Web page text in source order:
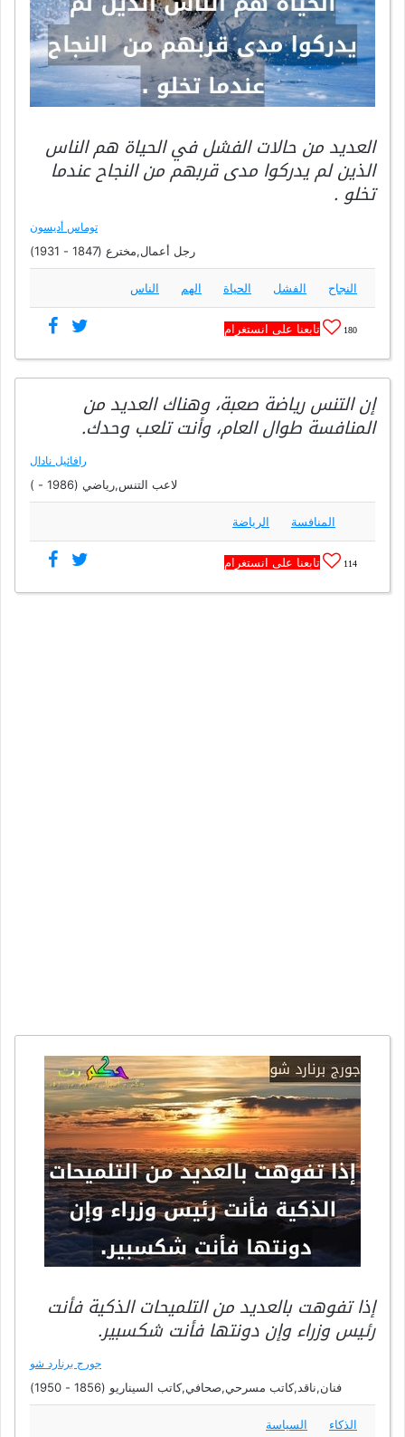
العديد من حالات الفشل في الحياة هم الناس
الذين لم يدركوا مدى قربهم من النجاح عندما
تخلو .
توماس أديسون
رجل أعمال,مخترع (1847 - 1931)
النجاح الفشل الحياة الهم الناس
180 تابعنا على انستغرام
إن التنس رياضة صعبة، وهناك العديد من
المنافسة طوال العام، وأنت تلعب وحدك.
رافائيل نادال
لاعب التنس,رياضي (1986 - )
المنافسة الرياضة
114 تابعنا على انستغرام
إذا تفوهت بالعديد من التلميحات الذكية فأنت
رئيس وزراء وإن دونتها فأنت شكسبير.
جورج برنارد شو
فنان,ناقد,كاتب مسرحي,صحافي,كاتب السيناريو (1856 - 1950)
الذكاء السياسة